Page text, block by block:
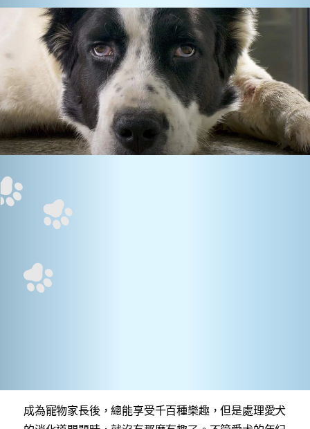
成為寵物家長後，總能享受千百種樂趣，但是處理愛犬